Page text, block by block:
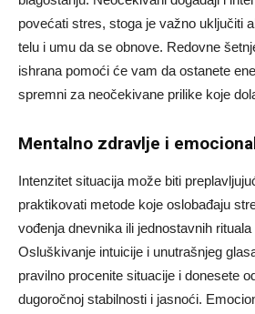
povećati stres, stoga je važno uključiti
telu i umu da se obnove. Redovne
ishrana pomoći će vam da ostanete
spremni za neočekivane prilike koje
Mentalno zdravlje i
Intenzitet situacija može biti
praktikovati metode koje oslobađaju
vođenja dnevnika ili jednostavnih
Osluškivanje intuicije i unutrašnjeg
pravilno procenite situacije i donesete
dugoročnoj stabilnosti i jasnoći.